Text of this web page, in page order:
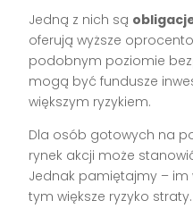
Jedną z nich są
oferują wyższe
podobnym poziomie
mogą być fundusze
większym ryzykiem.
Dla osób gotowych na
rynek akcji może
Jednak pamiętajmy – im
tym większe ryzyko straty.